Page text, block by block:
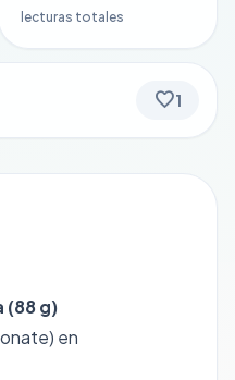
lecturas totales
favorite1
(88 g)
en